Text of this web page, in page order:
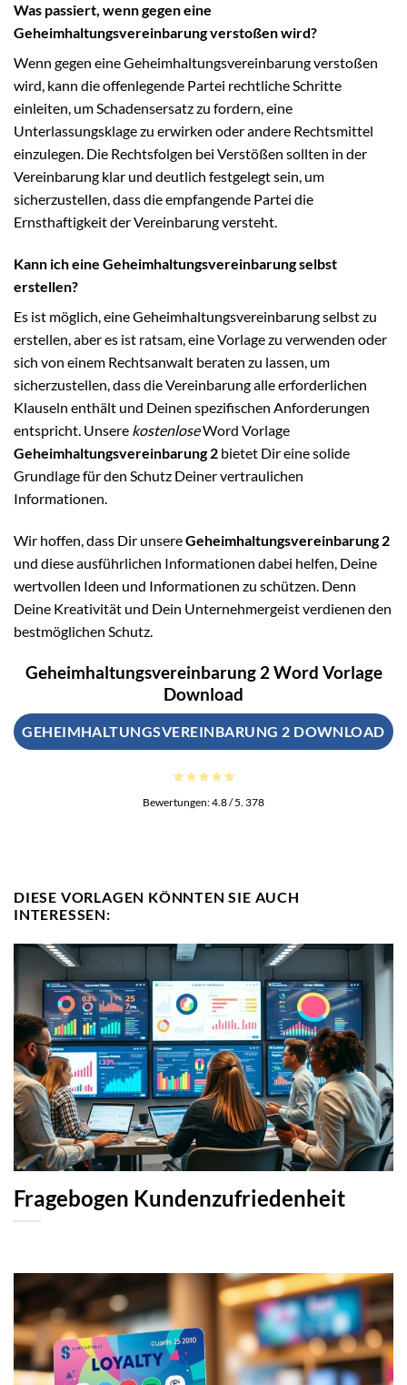
Was passiert, wenn gegen eine
Geheimhaltungsvereinbarung verstoßen wird?
Wenn gegen eine Geheimhaltungsvereinbarung verstoßen
wird, kann die offenlegende Partei rechtliche Schritte
einleiten, um Schadensersatz zu fordern, eine
Unterlassungsklage zu erwirken oder andere Rechtsmittel
einzulegen. Die Rechtsfolgen bei Verstößen sollten in der
Vereinbarung klar und deutlich festgelegt sein, um
sicherzustellen, dass die empfangende Partei die
Ernsthaftigkeit der Vereinbarung versteht.
Kann ich eine Geheimhaltungsvereinbarung selbst
erstellen?
Es ist möglich, eine Geheimhaltungsvereinbarung selbst zu
erstellen, aber es ist ratsam, eine Vorlage zu verwenden oder
sich von einem Rechtsanwalt beraten zu lassen, um
sicherzustellen, dass die Vereinbarung alle erforderlichen
Klauseln enthält und Deinen spezifischen Anforderungen
entspricht. Unsere kostenloseWord Vorlage
Geheimhaltungsvereinbarung 2 bietet Dir eine solide
Grundlage für den Schutz Deiner vertraulichen
Informationen.
Wir hoffen, dass Dir unsereGeheimhaltungsvereinbarung 2
und diese ausführlichen Informationen dabei helfen, Deine
wertvollen Ideen und Informationen zu schützen. Denn
Deine Kreativität und Dein Unternehmergeist verdienen den
bestmöglichen Schutz.
Geheimhaltungsvereinbarung 2 Word Vorlage
Download
GEHEIMHALTUNGSVEREINBARUNG 2 DOWNLOAD
Bewertungen:4.8/ 5. 378
DIESE VORLAGEN KÖNNTEN SIE AUCH
INTERESSEN:
Fragebogen Kundenzufriedenheit